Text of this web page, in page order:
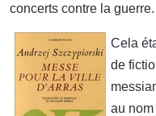
concerts contre la
Cela
de
au